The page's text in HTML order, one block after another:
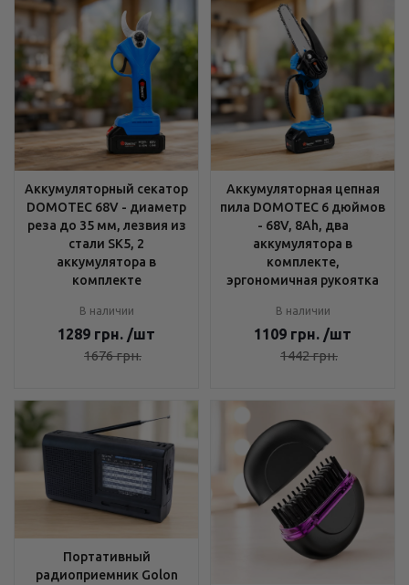
Аккумуляторный секатор
DOMOTEC 68V - диаметр
реза до 35 мм, лезвия из
стали SK5, 2
аккумулятора в
комплекте
В наличии
1289 грн. /шт
1676грн.
Аккумуляторная цепная
пила DOMOTEC 6 дюймов
- 68V, 8Ah, два
аккумулятора в
комплекте,
эргономичная рукоятка
В наличии
1109 грн. /шт
1442грн.
Портативный
радиоприемник Golon